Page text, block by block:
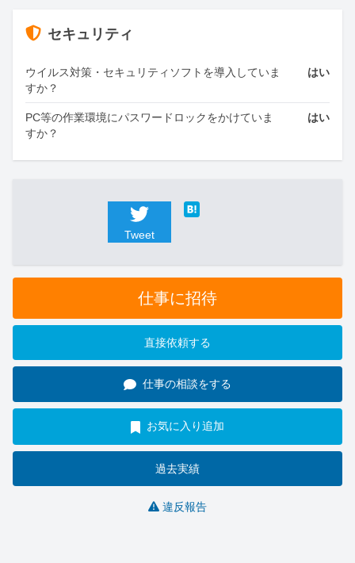
セキュリティ
ウイルス対策・セキュリティソフトを導入していま
すか？
はい
PC等の作業環境にパスワードロックをかけていま
すか？
はい
Tweet
仕事に招待
直接依頼する
仕事の相談をする
お気に入り追加
過去実績
違反報告